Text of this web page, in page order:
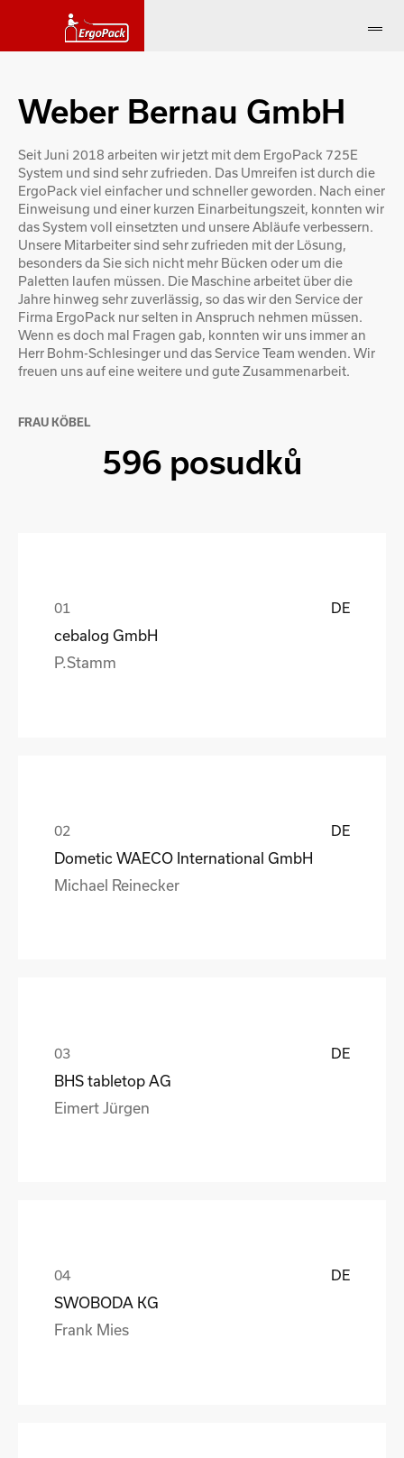
Weber Bernau GmbH
Seit Juni 2018 arbeiten wir jetzt mit dem ErgoPack 725E
System und sind sehr zufrieden. Das Umreifen ist durch die
ErgoPack viel einfacher und schneller geworden. Nach einer
Einweisung und einer kurzen Einarbeitungszeit, konnten wir
das System voll einsetzten und unsere Abläufe verbessern.
Unsere Mitarbeiter sind sehr zufrieden mit der Lösung,
besonders da Sie sich nicht mehr Bücken oder um die
Paletten laufen müssen. Die Maschine arbeitet über die
Jahre hinweg sehr zuverlässig, so das wir den Service der
Firma ErgoPack nur selten in Anspruch nehmen müssen.
Wenn es doch mal Fragen gab, konnten wir uns immer an
Herr Bohm-Schlesinger und das Service Team wenden. Wir
freuen uns auf eine weitere und gute Zusammenarbeit.
FRAU KÖBEL
596 posudků
DE
cebalog GmbH
P.Stamm
DE
Dometic WAECO International GmbH
Michael Reinecker
DE
BHS tabletop AG
Eimert Jürgen
DE
SWOBODA KG
Frank Mies